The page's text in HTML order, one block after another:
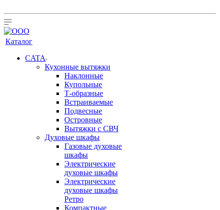
Каталог
CATA
Кухонные вытяжки
Наклонные
Купольные
Т-образные
Встраиваемые
Подвесные
Островные
Вытяжки с СВЧ
Духовые шкафы
Газовые духовые
шкафы
Электрические
духовые шкафы
Электрические
духовые шкафы
Ретро
Компактные